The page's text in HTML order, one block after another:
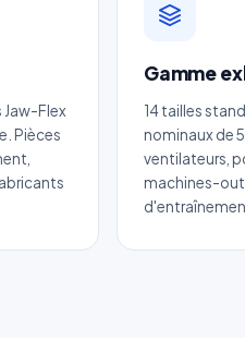
Jaw-Flex
Pièces
Gamme
14 tailles
nominaux de
ventilateurs,
machines-
Devis
Réponse
*